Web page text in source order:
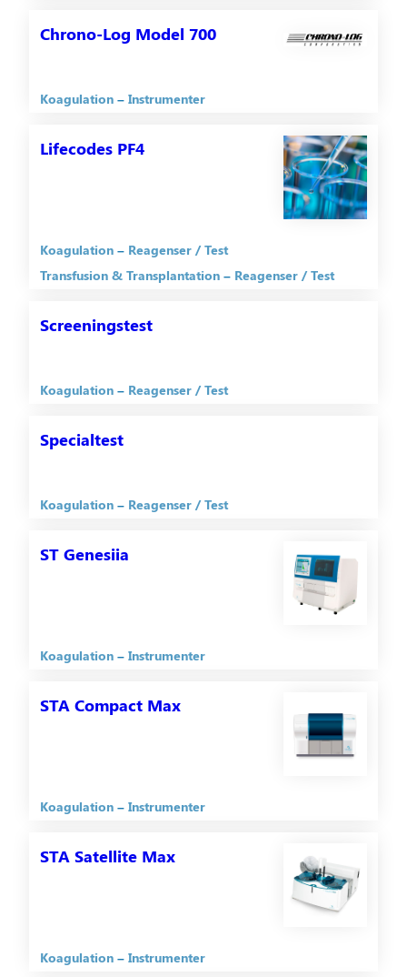
Chrono-Log Model 700
Koagulation Instrumenter
Lifecodes PF4
Koagulation
Reagenser / Test
Transfusion & Transplantation
Reagenser / Test
Screeningstest
Koagulation Reagenser / Test
Specialtest
Koagulation Reagenser / Test
ST Genesiia
Koagulation Instrumenter
STA Compact Max
Koagulation Instrumenter
STA Satellite Max
Koagulation Instrumenter